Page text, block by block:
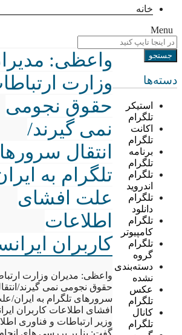
خانه
Menu
دسته‌ها
استیکر
تلگرام
اکانت
تلگرام
برنامه
تلگرام
تلگرام
اندروید
تلگرام
دانلود
تلگرام
کامپیوتر
تلگرام
گروه
دسته‌بندی
نشده
عکس
تلگرام
کانال
تلگرام
واعظی:
وزارت
حقوق نجومی
نمی گیرند/
انتقال
تلگرام به
علت افشای
اطلاعات
کاربران
واعظی: مدیران وزارت
حقوق نجومی نمی گیرند/
سرورهای تلگرام به ایران/
افشای اطلاعات کاربران
وزیر ارتباطات و فناوری
گفت: بنا بر بررسی های